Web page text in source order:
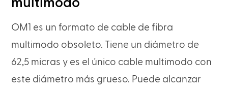
multimodo
OM1 es un formato de cable de fibra
multimodo obsoleto. Tiene un diámetro de
62,5 micras y es el único cable multimodo con
este diámetro más grueso. Puede alcanzar